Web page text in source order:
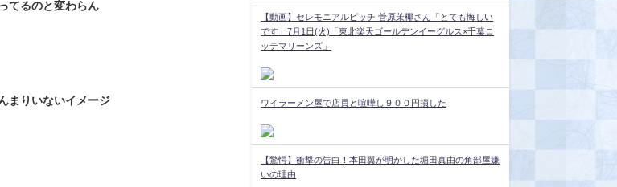
てるのと変わらん
まりいないイメージ
【動画】セレモニアルピッチ 菅原茉椰さん「とても悔しい
です」7月1日(火)「東北楽天ゴールデンイーグルス×千葉ロ
ッテマリーンズ」
ワイラーメン屋で店員と喧嘩し９００円損した
【驚愕】衝撃の告白！本田翼が明かした堀田真由の角部屋嫌
いの理由